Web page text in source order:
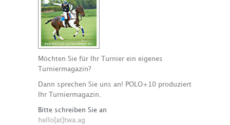
Möchten Sie für Ihr Turnier ein eigenes
Turniermagazin?
Dann sprechen Sie uns an! POLO+10 produziert
Ihr Turniermagazin.
Bitte schreiben Sie an
hello[at]twa.ag